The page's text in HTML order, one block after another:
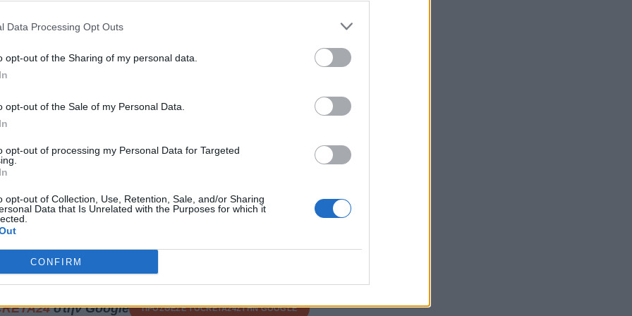
Data Processing Opt Outs
opt-out of the Sharing of my personal data.
opt-out of the Sale of my Personal Data.
opt-out of processing my Personal Data for Targeted
opt-out of Collection, Use, Retention, Sale, and/or Sharing
Data that Is Unrelated with the Purposes for which it
CONFIRM
τα ακριβή αίτια του θανάτου.
της υπόθεσης.
για να
για την 45χρονη
Σταυρούλα - Πού πήγε
στην Google ΠΡΟΣΘΕΣΕ ΤΟCRETA24ΣΤΗΝ GOOGLE